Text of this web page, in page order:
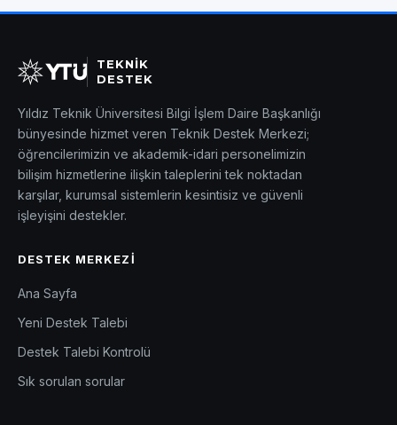
TEKNİK
DESTEK
Yıldız Teknik Üniversitesi Bilgi İşlem Daire Başkanlığı
bünyesinde hizmet veren Teknik Destek Merkezi;
öğrencilerimizin ve akademik-idari personelimizin
bilişim hizmetlerine ilişkin taleplerini tek noktadan
karşılar, kurumsal sistemlerin kesintisiz ve güvenli
işleyişini destekler.
DESTEK MERKEZI
Ana Sayfa
Yeni Destek Talebi
Destek Talebi Kontrolü
Sık sorulan sorular